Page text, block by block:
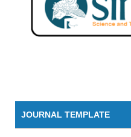
JOURNAL TEMPLATE